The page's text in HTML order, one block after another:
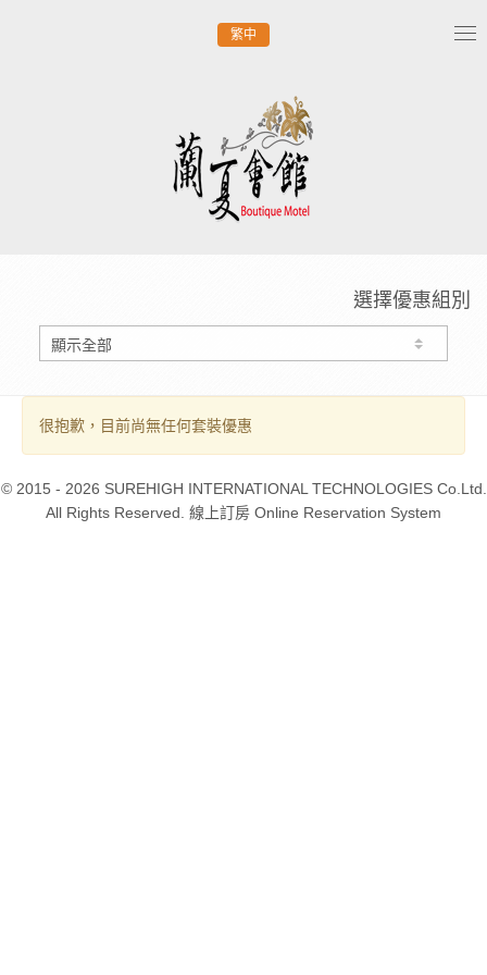
繁中
選擇優惠組別
很抱歉，目前尚無任何套裝優惠
© 2015 - 2026 SUREHIGH INTERNATIONAL TECHNOLOGIES Co.Ltd.
All Rights Reserved. 線上訂房 Online Reservation System